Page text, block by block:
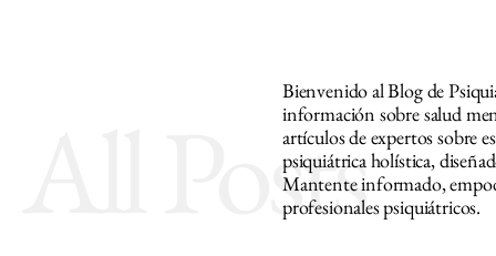
All Posts
Bienvenido al Blog de
información sobre salud
artículos de expertos sobre
psiquiátrica holística,
Mantente informado,
profesionales psiquiátricos.